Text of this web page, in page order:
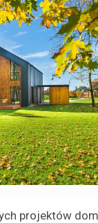
projektów